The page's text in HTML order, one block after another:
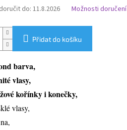
do: 11.8.2026 Možnosti doručení
Přidat do košíku
barva,
vlasy,
kořínky i konečky,
vlasy,